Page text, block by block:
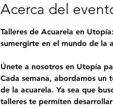
Acerca del
Talleres de Acuarela en
sumergirte en el mundo de la
Únete a nosotros en Utopía
Cada semana, abordamos un
de la acuarela. Ya sea que
talleres te permiten